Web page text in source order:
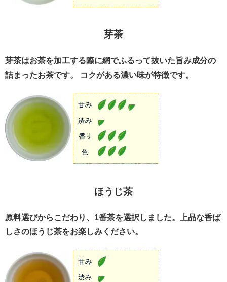
芽茶
芽茶はお茶を加工する際に網でふるって抜いた旨み成分の
詰まったお茶です。 コクがある濃い味が特徴です。
ほうじ茶
原料選びからこだわり、1番茶を選択しました。上品な香ば
しさのほうじ茶をお楽しみください。